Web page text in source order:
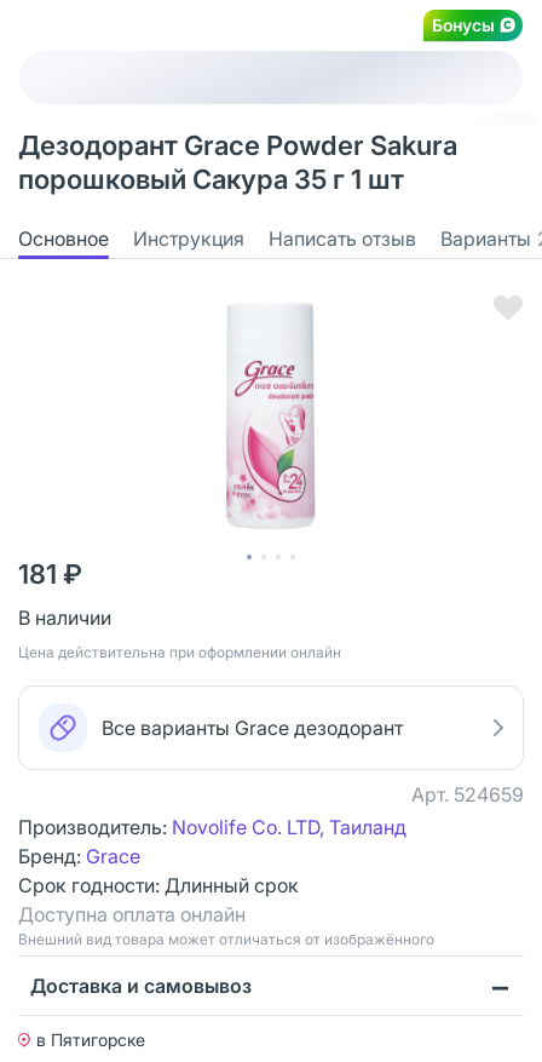
Бонусы
Дезодорант Grace Powder Sakura
порошковый Сакура 35 г 1 шт
Основное Инструкция Написать отзыв Варианты
181 ₽
В наличии
Цена действительна при оформлении онлайн
Все варианты Grace дезодорант
Арт. 524659
Производитель: Novolife Co. LTD, Таиланд
Бренд: Grace
Срок годности: Длинный срок
Доступна оплата онлайн
Bнешний вид товара может отличаться от изображённого
Доставка и самовывоз
в Пятигорске